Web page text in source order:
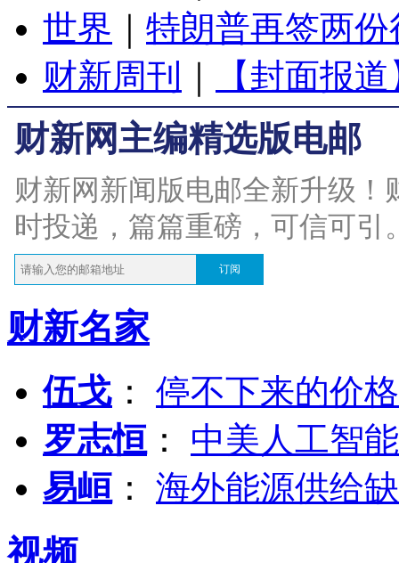
世界
特朗普再签两
财新周刊
【封面报
财新网主编精选版电邮
财新网新闻版电邮全新升级
时投递，篇篇重磅，可信可引
订阅
财新名家
伍戈 ： 停不下来的价
罗志恒 ： 中美人工智
易峘 ： 海外能源供给
视频